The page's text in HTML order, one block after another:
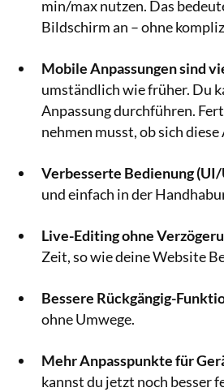
min/max nutzen. Das
Bildschirm an – ohne
Mobile Anpassungen sind
umständlich wie früher. Du
Anpassung durchführen.
nehmen musst, ob sich
Verbesserte Bedienung
und einfach in der
Live-Editing ohne
Zeit, so wie deine Website
Bessere Rückgängig-
ohne Umwege.
Mehr Anpasspunkte für
kannst du jetzt noch besser